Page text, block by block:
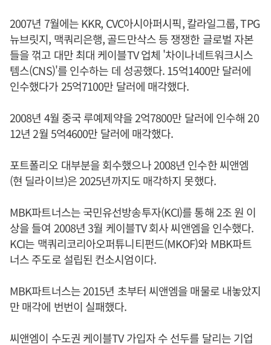
2007년 7월에는 KKR, CVC아시아퍼시픽, 칼라일그룹, TPG
뉴브릿지, 맥쿼리은행, 골드만삭스 등 쟁쟁한 글로벌 자본
들을 꺾고 대만 최대 케이블TV 업체 '차이나네트워크시스
템스(CNS)'를 인수하는 데 성공했다. 15억1400만 달러에
인수했다가 25억7100만 달러에 매각했다.
2008년 4월 중국 루예제약을 2억7800만 달러에 인수해 20
12년 2월 5억4600만 달러에 매각했다.
포트폴리오 대부분을 회수했으나 2008년 인수한 씨앤엠
(현 딜라이브)은 2025년까지도 매각하지 못했다.
MBK파트너스는 국민유선방송투자(KCI)를 통해 2조 원 이
상을 들여 2008년 3월 케이블TV 회사 씨앤엠을 인수했다.
KCI는 맥쿼리코리아오퍼튜니티펀드(MKOF)와 MBK파트
너스 주도로 설립된 컨소시엄이다.
MBK파트너스는 2015년 초부터 씨앤엠을 매물로 내놓았지
만 매각에 번번이 실패했다.
씨앤엠이 수도권 케이블TV 가입자 수 선두를 달리는 기업